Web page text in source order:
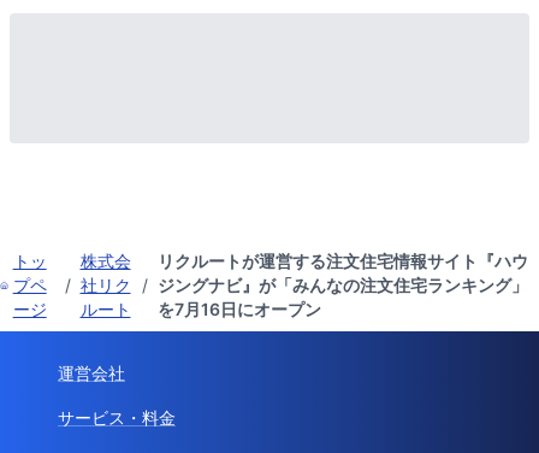
トッ
プペ
ージ
/
株式会
社リク
ルート
/
リクルートが運営する注文住宅情報サイト『ハウ
ジングナビ』が「みんなの注文住宅ランキング」
を7月16日にオープン
運営会社
サービス・料金